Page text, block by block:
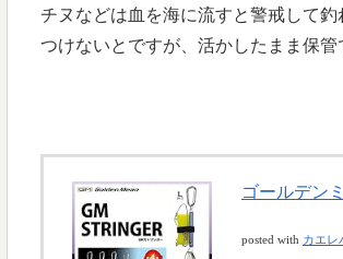
チヌなどは血を海に流すと警戒して
つけないとですが、活かしたまま保管
ゴールデン
posted with カエレ